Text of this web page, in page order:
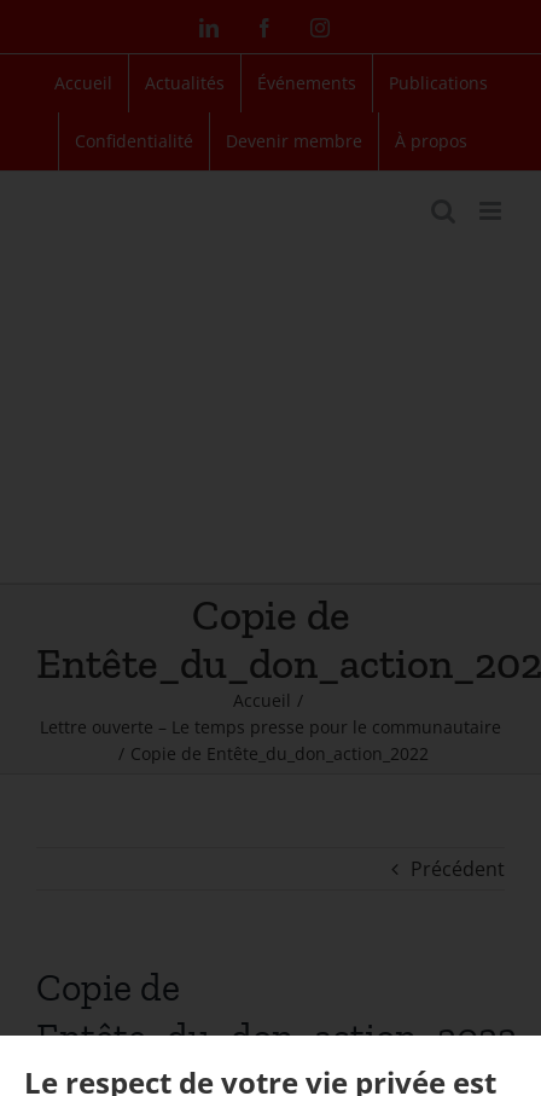
contenu
LinkedIn FacebookInstagram
Accueil Actualités Événements Publications
Confidentialité Devenir membre À propos
Copie de
Accueil /
Lettre ouverte – Le temps presse pour le communautaire
/ Copie de Entête_du_don_action_2022
Précédent
Copie de
Entête_du_don_action_2022
Le respect de votre vie privée est